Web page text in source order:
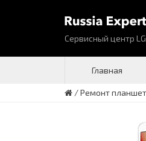
Сервисный центр LG
Главная
/Ремонт